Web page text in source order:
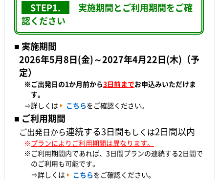
STEP1.
実施期間とご利用期間をご確
認ください
■ 実施期間
2026年5月8日(金)～2027年4月22日(木)（予
定）
※ご出発日の1か月前から3日前までお申込みいただけま
す。
⇒詳しくは
こちらをご確認ください。
■ ご利用期間
ご出発日から連続する3日間もしくは2日間以内
※プランによりご利用期間は異なります。
※ご利用期間内であれば、3日間プランの連続する2日間で
のご利用も可能です。
⇒詳しくは
こちらをご確認ください。